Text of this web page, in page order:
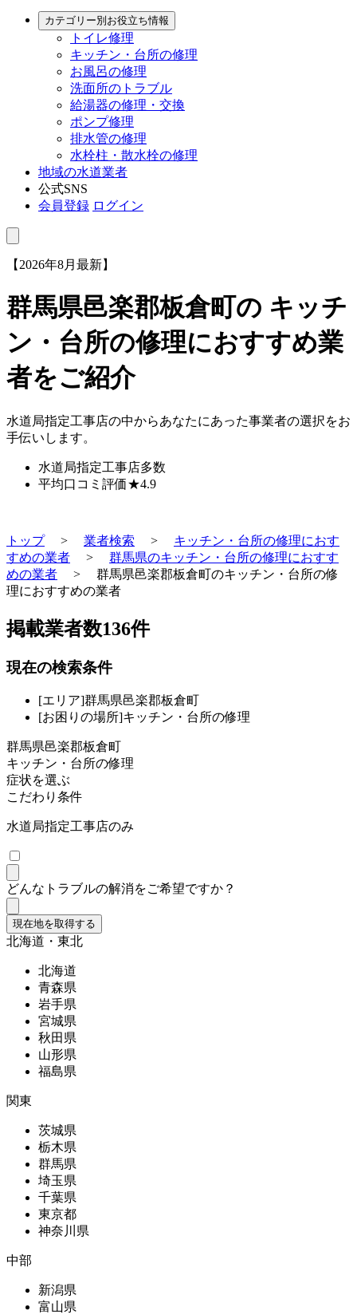
カテゴリー別お役立ち情報
トイレ修理
キッチン・台所の修理
お風呂の修理
洗面所のトラブル
給湯器の修理・交換
ポンプ修理
排水管の修理
水栓柱・散水栓の修理
地域の水道業者
公式SNS
会員登録 ログイン
【2026年8月最新】
群馬県邑楽郡板倉町の キッチ
ン・台所の修理におすすめ業
者をご紹介
水道局指定工事店の中からあなたにあった事業者の選択をお
手伝いします。
水道局指定工事店多数
平均口コミ評価★4.9
トップ> 業者検索 > キッチン・台所の修理におす
すめの業者 > 群馬県のキッチン・台所の修理におすす
めの業者 > 群馬県邑楽郡板倉町のキッチン・台所の修
理におすすめの業者
掲載業者数136件
現在の検索条件
[エリア]群馬県邑楽郡板倉町
[お困りの場所]キッチン・台所の修理
群馬県邑楽郡板倉町
キッチン・台所の修理
症状を選ぶ
こだわり条件
水道局指定工事店のみ
どんなトラブルの解消をご希望ですか？
現在地を取得する
北海道・東北
北海道
青森県
岩手県
宮城県
秋田県
山形県
福島県
関東
茨城県
栃木県
群馬県
埼玉県
千葉県
東京都
神奈川県
中部
新潟県
富山県